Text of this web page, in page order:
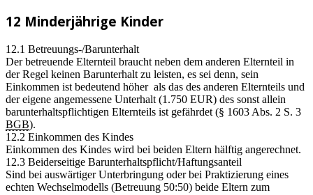
12 Minderjährige Kinder
12.1 Betreuungs-/Barunterhalt
Der betreuende Elternteil braucht neben dem anderen Elternteil in
der Regel keinen Barunterhalt zu leisten, es sei denn, sein
Einkommen ist bedeutend höher als das des anderen Elternteils und
der eigene angemessene Unterhalt (1.750 EUR) des sonst allein
barunterhaltspflichtigen Elternteils ist gefährdet (§ 1603 Abs. 2 S. 3
BGB).
12.2 Einkommen des Kindes
Einkommen des Kindes wird bei beiden Eltern hälftig angerechnet.
12.3 Beiderseitige Barunterhaltspflicht/Haftungsanteil
Sind bei auswärtiger Unterbringung oder bei Praktizierung eines
echten Wechselmodells (Betreuung 50:50) beide Eltern zum